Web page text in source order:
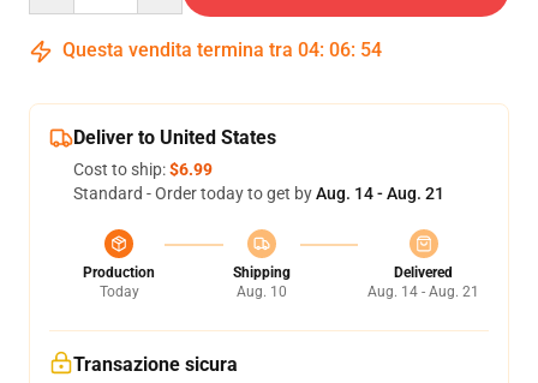
Questa vendita termina tra 04: 06: 54
Deliver to United States
Cost to ship:$6.99
Standard - Order today to get byAug. 14 - Aug. 21
Production
Today
Shipping
Aug. 10
Delivered
Aug. 14 - Aug. 21
Transazione sicura